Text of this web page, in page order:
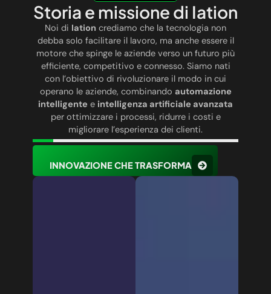
Storia e missione di Iation
Noi di Iation crediamo che la tecnologia non
debba solo facilitare il lavoro, ma anche essere il
motore che spinge le aziende verso un futuro più
efficiente, competitivo e connesso. Siamo nati
con l’obiettivo di rivoluzionare il modo in cui
operano le aziende, combinando automazione
intelligente e intelligenza artificiale avanzata
per ottimizzare i processi, ridurre i costi e
migliorare l’esperienza dei clienti.
INNOVAZIONE CHE TRASFORMA